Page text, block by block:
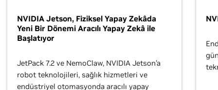
NVIDIA Jetson, Fiziksel Yapay Zekâda
Yeni Bir Dönemi Aracılı Yapay Zekâ ile
Başlatıyor
JetPack 7.2 ve NemoClaw, NVIDIA Jetson’a
robot teknolojileri, sağlık hizmetleri ve
endüstriyel otomasyonda aracılı yapay